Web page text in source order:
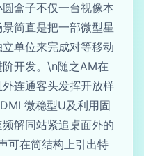
盒子不仅一台视像本
简直是把一部微型星
单位来完成对等移动
开发。\n随之AM在
连通客头发挥开放样
微稳型U及利用固
解同站紧追桌面外的
可在简结构上引出特